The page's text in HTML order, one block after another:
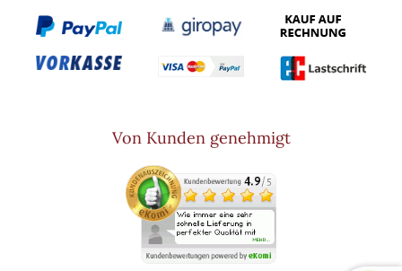
Von Kunden genehmigt